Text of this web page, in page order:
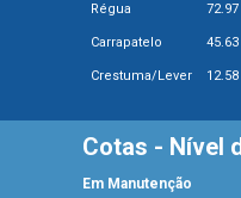
Régua 72.97
Carrapatelo 45.63
Crestuma/Lever 12.58
Cotas - Nível
Em Manutenção